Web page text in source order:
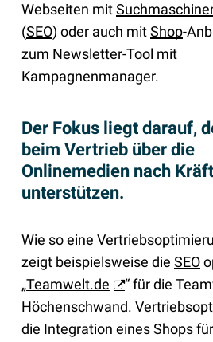
Webseiten mit
(SEO) oder auch mitShop-
zum Newsletter-Tool mit
Kampagnenmanager.
Der Fokus liegt darauf,
beim Vertrieb über die
Onlinemedien nach
unterstützen.
Wie so eine
zeigt beispielsweise die SEO
„Teamwelt.de
“ für die
Höchenschwand.
die Integration eines Shops